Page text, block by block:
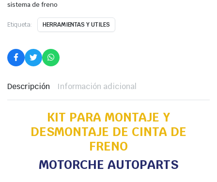
sistema de freno
Etiqueta: HERRAMIENTAS Y UTILES
Descripción Información adicional
KIT PARA MONTAJE Y
DESMONTAJE DE CINTA DE
FRENO
MOTORCHE AUTOPARTS